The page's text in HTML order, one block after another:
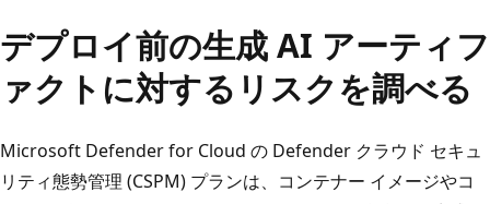
デプロイ前の生成 AI アーティフ
ァクトに対するリスクを調べる
Microsoft Defender for Cloud の Defender クラウド セキュ
リティ態勢管理 (CSPM) プランは、コンテナー イメージやコ